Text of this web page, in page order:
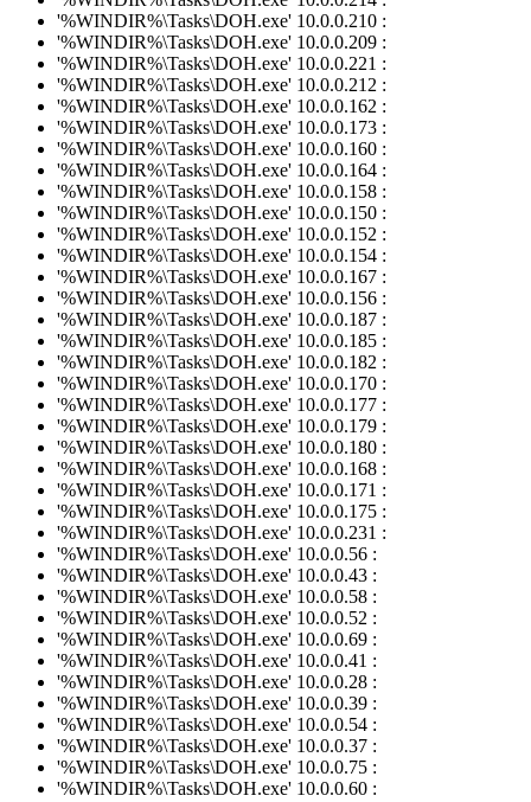
'%WINDIR%\Tasks\DOH.exe' 10.0.0.210 :
'%WINDIR%\Tasks\DOH.exe' 10.0.0.209 :
'%WINDIR%\Tasks\DOH.exe' 10.0.0.221 :
'%WINDIR%\Tasks\DOH.exe' 10.0.0.212 :
'%WINDIR%\Tasks\DOH.exe' 10.0.0.162 :
'%WINDIR%\Tasks\DOH.exe' 10.0.0.173 :
'%WINDIR%\Tasks\DOH.exe' 10.0.0.160 :
'%WINDIR%\Tasks\DOH.exe' 10.0.0.164 :
'%WINDIR%\Tasks\DOH.exe' 10.0.0.158 :
'%WINDIR%\Tasks\DOH.exe' 10.0.0.150 :
'%WINDIR%\Tasks\DOH.exe' 10.0.0.152 :
'%WINDIR%\Tasks\DOH.exe' 10.0.0.154 :
'%WINDIR%\Tasks\DOH.exe' 10.0.0.167 :
'%WINDIR%\Tasks\DOH.exe' 10.0.0.156 :
'%WINDIR%\Tasks\DOH.exe' 10.0.0.187 :
'%WINDIR%\Tasks\DOH.exe' 10.0.0.185 :
'%WINDIR%\Tasks\DOH.exe' 10.0.0.182 :
'%WINDIR%\Tasks\DOH.exe' 10.0.0.170 :
'%WINDIR%\Tasks\DOH.exe' 10.0.0.177 :
'%WINDIR%\Tasks\DOH.exe' 10.0.0.179 :
'%WINDIR%\Tasks\DOH.exe' 10.0.0.180 :
'%WINDIR%\Tasks\DOH.exe' 10.0.0.168 :
'%WINDIR%\Tasks\DOH.exe' 10.0.0.171 :
'%WINDIR%\Tasks\DOH.exe' 10.0.0.175 :
'%WINDIR%\Tasks\DOH.exe' 10.0.0.231 :
'%WINDIR%\Tasks\DOH.exe' 10.0.0.56 :
'%WINDIR%\Tasks\DOH.exe' 10.0.0.43 :
'%WINDIR%\Tasks\DOH.exe' 10.0.0.58 :
'%WINDIR%\Tasks\DOH.exe' 10.0.0.52 :
'%WINDIR%\Tasks\DOH.exe' 10.0.0.69 :
'%WINDIR%\Tasks\DOH.exe' 10.0.0.41 :
'%WINDIR%\Tasks\DOH.exe' 10.0.0.28 :
'%WINDIR%\Tasks\DOH.exe' 10.0.0.39 :
'%WINDIR%\Tasks\DOH.exe' 10.0.0.54 :
'%WINDIR%\Tasks\DOH.exe' 10.0.0.37 :
'%WINDIR%\Tasks\DOH.exe' 10.0.0.75 :
'%WINDIR%\Tasks\DOH.exe' 10.0.0.60 :